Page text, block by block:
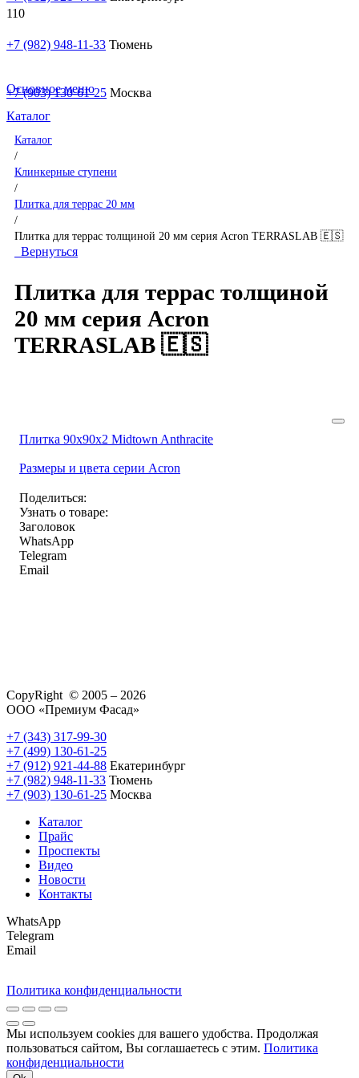
+7 (982) 948-11-33 Тюмень
+7 (903) 130-61-25 Москва
Основное меню
Каталог
Каталог
/
Клинкерные ступени
/
Плитка для террас 20 мм
/
Плитка для террас толщиной 20 мм серия Acron TERRASLAB 🇪🇸
Вернуться
Плитка для террас толщиной
20 мм серия Acron
TERRASLAB 🇪🇸
Плитка 90x90x2 Midtown Anthracite
Размеры и цвета серии Acron
Поделиться:
Узнать о товаре:
Заголовок
WhatsApp
Telegram
Email
CopyRight © 2005 – 2026
ООО «Премиум Фасад»
+7 (343) 317-99-30
+7 (499) 130-61-25
+7 (912) 921-44-88 Екатеринбург
+7 (982) 948-11-33 Тюмень
+7 (903) 130-61-25 Москва
Каталог
Прайс
Проспекты
Видео
Новости
Контакты
WhatsApp
Telegram
Email
Политика конфиденциальности
Мы используем cookies для вашего удобства. Продолжая
пользоваться сайтом, Вы соглашаетесь с этим. Политика
конфиденциальности